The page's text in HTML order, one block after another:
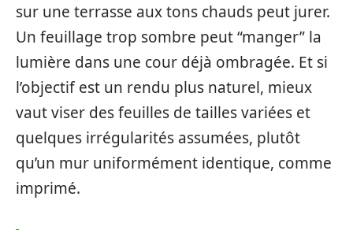
sur une terrasse aux tons chauds peut jurer.
Un feuillage trop sombre peut “manger” la
lumière dans une cour déjà ombragée. Et si
l’objectif est un rendu plus naturel, mieux
vaut viser des feuilles de tailles variées et
quelques irrégularités assumées, plutôt
qu’un mur uniformément identique, comme
imprimé.